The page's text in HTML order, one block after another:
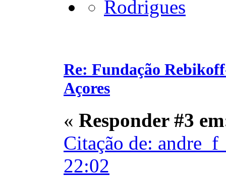
Re: Fundação
Açores
« Responder #3
Citação de:
22:02